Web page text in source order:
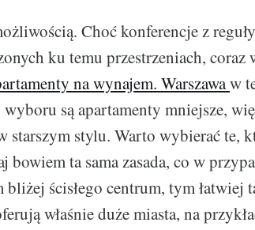
Choć konferencje z
ku temu przestrzeniach, coraz
na wynajem. Warszawaw
są apartamenty mniejsze,
starszym stylu. Warto wybierać te,
bowiem ta sama zasada, co w
ścisłego centrum, tym łatwiej
właśnie duże miasta, na